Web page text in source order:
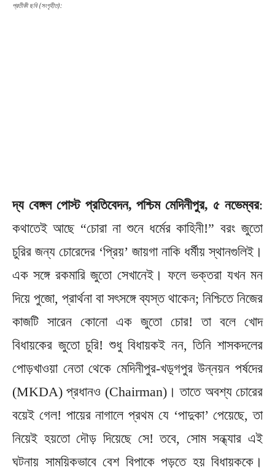
প্রতীকী ছবি (সংগৃহীত):
দ্য বেঙ্গল পোস্ট প্রতিবেদন, পশ্চিম মেদিনীপুর, ৫ নভেম্বর:
কথাতেই আছে “চোরা না শুনে ধর্মের কাহিনী!” বরং জুতো
চুরির জন্য চোরেদের ‘প্রিয়’ জায়গা নাকি ধর্মীয় স্থানগুলিই।
এক সঙ্গে রকমারি জুতো সেখানেই। ফলে ভক্তরা যখন মন
দিয়ে পুজো, প্রার্থনা বা সৎসঙ্গে ব্যস্ত থাকেন; নিশ্চিতে নিজের
কাজটি সারেন কোনো এক জুতো চোর! তা বলে খোদ
বিধায়কের জুতো চুরি! শুধু বিধায়কই নন, তিনি শাসকদলের
পোড়খাওয়া নেতা থেকে মেদিনীপুর-খড়্গপুর উন্নয়ন পর্ষদের
(MKDA) প্রধানও (Chairman)। তাতে অবশ্য চোরের
বয়েই গেল! পায়ের নাগালে প্রথম যে ‘পাদুকা’ পেয়েছে, তা
নিয়েই হয়তো দৌড় দিয়েছে সে! তবে, সোম সন্ধ্যার এই
ঘটনায় সাময়িকভাবে বেশ বিপাকে পড়তে হয় বিধায়ককে।